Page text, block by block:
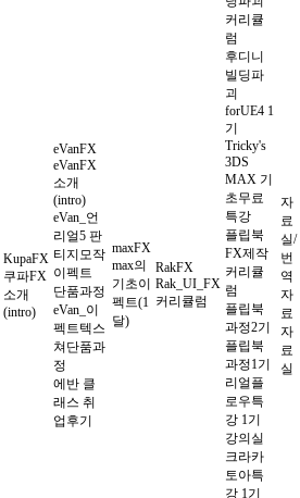
KupaFX
쿠파FX
소개
(intro)
eVanFX
eVanFX
소개
(intro)
eVan_언
리얼5 판
티지모작
이펙트
단품과정
eVan_이
펙트텍스
쳐단품과
정
에반 클
래스 취
업후기
maxFX
max의
기초이
펙트(1
달)
RakFX
Rak_UI_FX
커리큘럼
커리큘
럼
후디니
빌딩파
괴
forUE4 1
기
Tricky's
3DS
MAX 기
초무료
특강
플립북
FX제작
커리큘
럼
플립북
과정2기
플립북
과정1기
리얼플
로우특
강 1기
강의실
크라카
토아특
강 1기
자
료
실/
번
역
자
료
자
료
실